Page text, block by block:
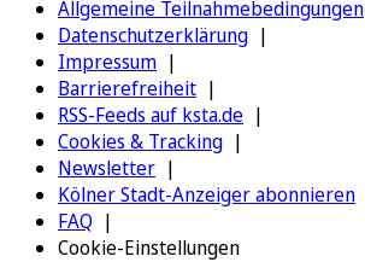
Allgemeine Teilnahmebedingungen
Datenschutzerklärung
Impressum
Barrierefreiheit
RSS-Feeds auf ksta.de
Cookies & Tracking
Newsletter
Kölner Stadt-Anzeiger abonnieren
FAQ
Cookie-Einstellungen